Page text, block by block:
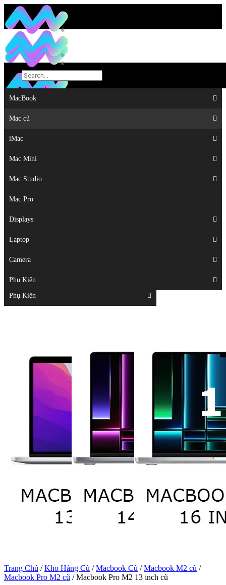
MacBook
Mac cũ
iMac
Mac Mini
Mac Studio
Mac Pro
Displays
Laptop
Camera
Phụ Kiện
MacBook
Mac cũ
iMac
Mac Mini
Mac Studio
Mac Pro
Displays
Laptop
Camera
Phụ Kiện
Top
Trang Chủ /Kho Hàng Cũ /Macbook Cũ /Macbook M2 cũ /
Macbook Pro M2 cũ /Macbook Pro M2 13 inch cũ